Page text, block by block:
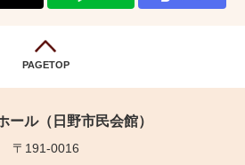
PAGETOP
ール（日野市民会館）
〒191-0016